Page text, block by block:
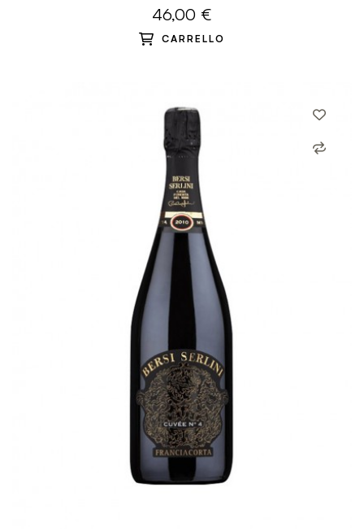
46,00 €
CARRELLO